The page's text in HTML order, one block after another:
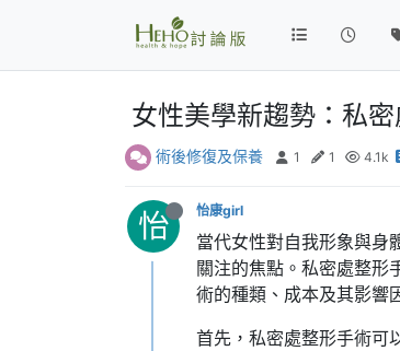
女性美學新趨勢：私
術後修復及保養 1 1 4.1k
怡 怡康girl
當代女性對自我形象與身
關注的焦點。私密處整形
術的種類、成本及其影響
首先，私密處整形手術可